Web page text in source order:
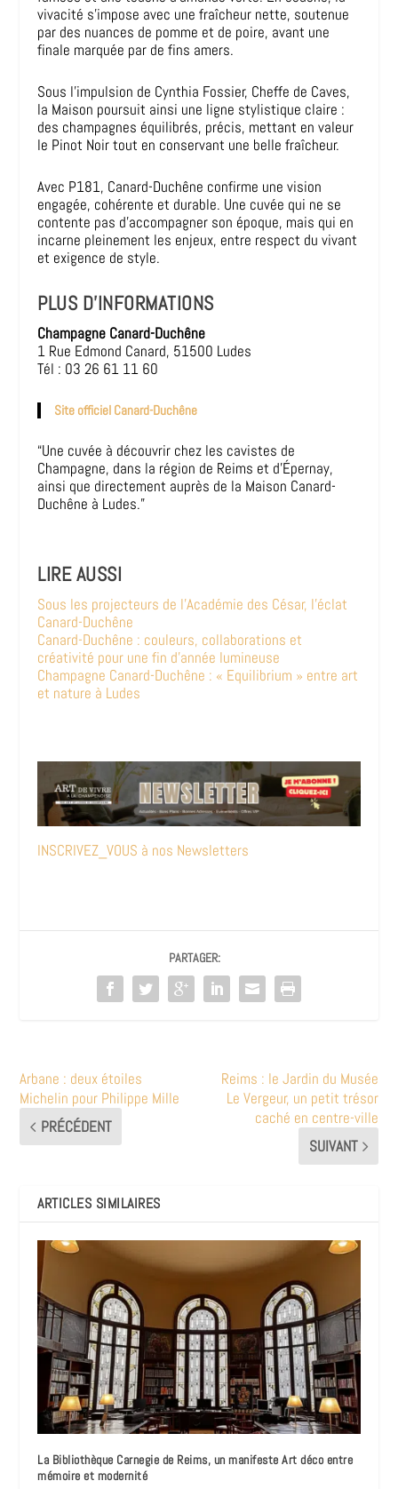
vivacité s’impose avec une fraîcheur nette, soutenue
par des nuances de pomme et de poire, avant une
finale marquée par de fins amers.
Sous l’impulsion de Cynthia Fossier, Cheffe de Caves,
la Maison poursuit ainsi une ligne stylistique claire :
des champagnes équilibrés, précis, mettant en valeur
le Pinot Noir tout en conservant une belle fraîcheur.
Avec P181, Canard-Duchêne confirme une vision
engagée, cohérente et durable. Une cuvée qui ne se
contente pas d’accompagner son époque, mais qui en
incarne pleinement les enjeux, entre respect du vivant
et exigence de style.
PLUS D’INFORMATIONS
Champagne Canard-Duchêne
1 Rue Edmond Canard, 51500 Ludes
Tél : 03 26 61 11 60
Site officiel Canard-Duchêne
“Une cuvée à découvrir chez les cavistes de
Champagne, dans la région de Reims et d’Épernay,
ainsi que directement auprès de la Maison Canard-
Duchêne à Ludes.”
LIRE AUSSI
Sous les projecteurs de l’Académie des César, l’éclat
Canard-Duchêne
Canard-Duchêne : couleurs, collaborations et
créativité pour une fin d’année lumineuse
Champagne Canard-Duchêne : « Equilibrium » entre art
et nature à Ludes
INSCRIVEZ_VOUS à nos Newsletters
PARTAGER:
Arbane : deux étoiles
Michelin pour Philippe Mille
PRÉCÉDENT
Reims : le Jardin du Musée
Le Vergeur, un petit trésor
caché en centre-ville
SUIVANT
ARTICLES SIMILAIRES
La Bibliothèque Carnegie de Reims, un manifeste Art déco entre
mémoire et modernité